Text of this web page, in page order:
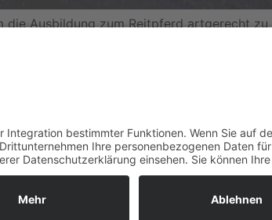
Ausbildung zum Reitpferd artgerecht